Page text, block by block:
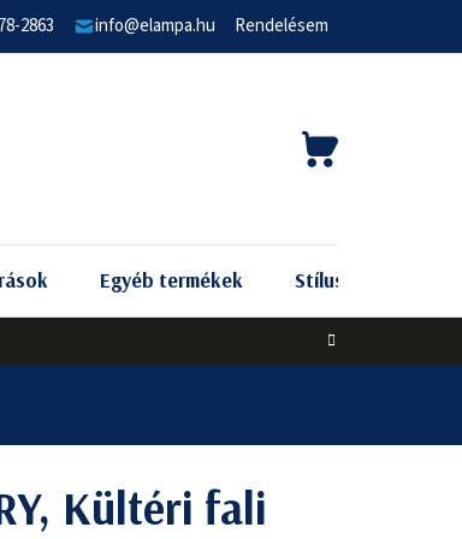
2863 info@elampa.hu Rendelésem
KOSÁR
Egyéb termékek Stílus szerint
Kültéri fali